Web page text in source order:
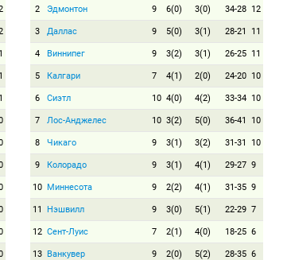
2 Эдмонтон 9 6(0) 3(0) 34-28 12
3 Даллас 9 5(0) 3(1) 28-21 11
4 Виннипег 9 3(2) 3(1) 26-25 11
5 Калгари 7 4(1) 2(0) 24-20 10
6 Сиэтл 10 4(0) 4(2) 33-34 10
7 Лос-Анджелес 10 3(2) 5(0) 36-41 10
8 Чикаго 9 3(1) 3(2) 31-31 10
9 Колорадо 9 3(1) 4(1) 29-27 9
10 Миннесота 9 2(2) 4(1) 31-35 9
11 Нэшвилл 9 3(0) 5(1) 22-29 7
12 Сент-Луис 7 2(1) 4(0) 18-25 6
13 Ванкувер 9 2(0) 5(2) 28-35 6